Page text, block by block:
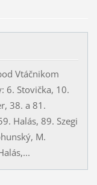
pod Vtáčnikom
Stovička, 10.
38. a 81.
Halás, 89. Szegi
M.